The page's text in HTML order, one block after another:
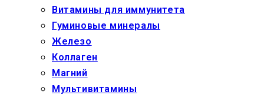
Витамины для иммунитета
Гуминовые минералы
Железо
Коллаген
Магний
Мультивитамины